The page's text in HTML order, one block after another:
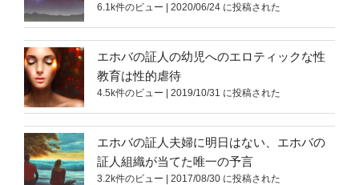
6.1k件のビュー | 2020/06/24 に投稿された
エホバの証人の幼児へのエロティックな性
教育は性的虐待
4.5k件のビュー | 2019/10/31 に投稿された
エホバの証人夫婦に明日はない、エホバの
証人組織が当てた唯一の予言
3.2k件のビュー | 2017/08/30 に投稿された